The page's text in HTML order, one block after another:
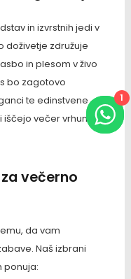
in izvrstnih jedi v
doživetje združuje
in plesom v živo
bo zagotovo
te edinstvene
iščejo večer vrhunske
večerno
da vam
Naš izbrani
ponuja:
1